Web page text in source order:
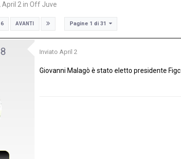
April 2 in Off Juve
6 AVANTI Pagine 1 di 31
Inviato April 2
Giovanni Malagò è stato eletto presidente Figc